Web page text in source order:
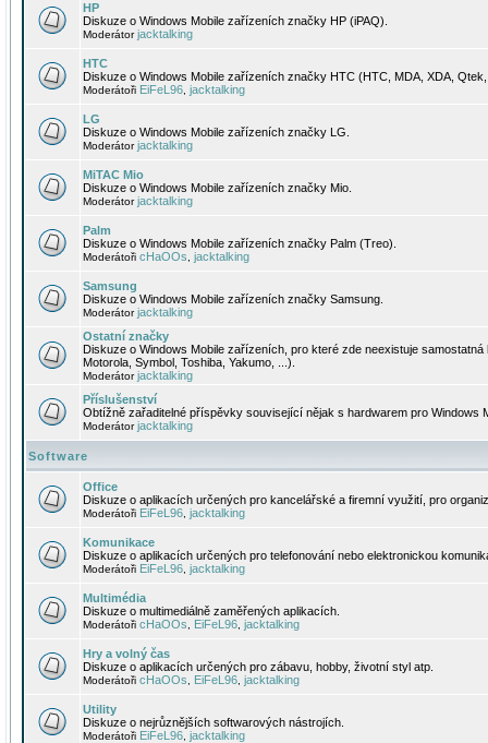
HP
Diskuze o Windows Mobile zařízeních značky HP (iPAQ).
Moderátorjacktalking
HTC
Diskuze o Windows Mobile zařízeních značky HTC (HTC, MDA, XDA,
Moderátoři EiFeL96 jacktalking
LG
Diskuze o Windows Mobile zařízeních značky LG.
Moderátorjacktalking
MiTAC Mio
Diskuze o Windows Mobile zařízeních značky Mio.
Moderátorjacktalking
Palm
Diskuze o Windows Mobile zařízeních značky Palm (Treo).
Moderátoři cHaOOs jacktalking
Samsung
Diskuze o Windows Mobile zařízeních značky Samsung.
Moderátorjacktalking
Ostatní značky
Diskuze o Windows Mobile zařízeních, pro které zde neexistuje
Motorola, Symbol, Toshiba, Yakumo, ...).
Moderátorjacktalking
Příslušenství
Obtížně zařaditelné příspěvky související nějak s hardwarem pro Windows
Moderátorjacktalking
Software
Office
Diskuze o aplikacích určených pro kancelářské a firemní využití, pro
Moderátoři EiFeL96 jacktalking
Komunikace
Diskuze o aplikacích určených pro telefonování nebo elektronickou
Moderátoři EiFeL96 jacktalking
Multimédia
Diskuze o multimediálně zaměřených aplikacích.
Moderátoři cHaOOs EiFeL96 jacktalking
Hry a volný čas
Diskuze o aplikacích určených pro zábavu, hobby, životní styl atp.
Moderátoři cHaOOs EiFeL96 jacktalking
Utility
Diskuze o nejrůznějších softwarových nástrojích.
Moderátoři EiFeL96 jacktalking